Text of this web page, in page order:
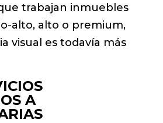
trabajan inmuebles
alto, alto o premium,
visual es todavía más
A